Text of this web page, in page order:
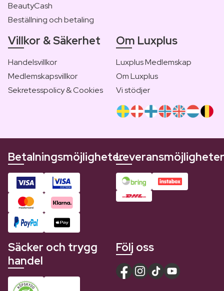
BeautyCash
Beställning och betaling
Villkor & Säkerhet
Handelsvillkor
Medlemskapsvillkor
Sekretesspolicy & Cookies
Om Luxplus
Luxplus Medlemskap
Om Luxplus
Vi stödjer
BetalningsmöjligheterLeveransmöjligheter
Säcker och trygg
handel
Följ oss